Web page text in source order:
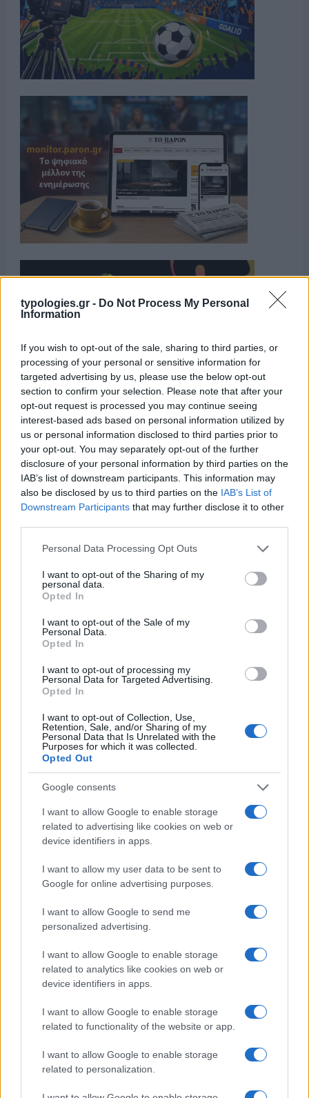
typologies.gr - Do Not Process My Personal
Information
If you wish to opt-out of the sale, sharing to third parties, or
processing of your personal or sensitive information for
targeted advertising by us, please use the below opt-out
section to confirm your selection. Please note that after your
opt-out request is processed you may continue seeing
interest-based ads based on personal information utilized by
us or personal information disclosed to third parties prior to
your opt-out. You may separately opt-out of the further
disclosure of your personal information by third parties on the
IAB’s list of downstream participants. This information may
also be disclosed by us to third parties on the IAB’s List of
Downstream Participants that may further disclose it to other
Please note that this website/app uses one or more Google
not limited to your visit or usage behaviour. You may click to
grant or deny consent to Google and its third-party tags to
use your data for below specified purposes in below Google
consent section.
Personal Data Processing Opt Outs
I want to opt-out of the Sharing of my
personal data.
Opted In
I want to opt-out of the Sale of my
Personal Data.
Opted In
I want to opt-out of processing my
Personal Data for Targeted Advertising.
Opted In
I want to opt-out of Collection, Use,
Retention, Sale, and/or Sharing of my
Personal Data that Is Unrelated with the
Purposes for which it was collected.
Opted Out
Google consents
I want to allow Google to enable storage
related to advertising like cookies on web or
device identifiers in apps.
I want to allow my user data to be sent to
Google for online advertising purposes.
I want to allow Google to send me
personalized advertising.
I want to allow Google to enable storage
related to analytics like cookies on web or
device identifiers in apps.
I want to allow Google to enable storage
related to functionality of the website or app.
I want to allow Google to enable storage
related to personalization.
Η ΣΤΗΛΗ ΜΑΣ
της Ζωής μας
το ελληνικό καλοκαίρι και ένας
πολιτισμός που μας ενώνει κάθε μέρα.
ΟΣΑ ΧΡΕΙΑΖΕΣΑΙ
ΓΙΑ ΤΟ ΚΑΛΟΚΑΙΡΙ ΣΟΥ →